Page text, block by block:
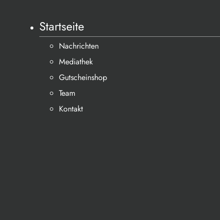
Startseite
Nachrichten
Mediathek
Gutscheinshop
Team
Kontakt